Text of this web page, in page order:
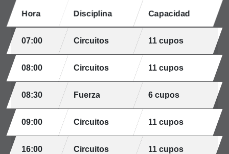
Hora Disciplina Capacidad
07:00 Circuitos 11 cupos
08:00 Circuitos 11 cupos
08:30 Fuerza 6 cupos
09:00 Circuitos 11 cupos
16:00 Circuitos 11 cupos